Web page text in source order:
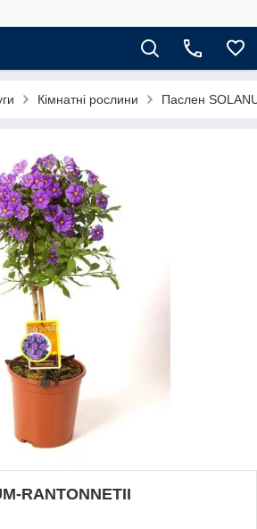
Кімнатні рослини Паслен
RANTONNETII